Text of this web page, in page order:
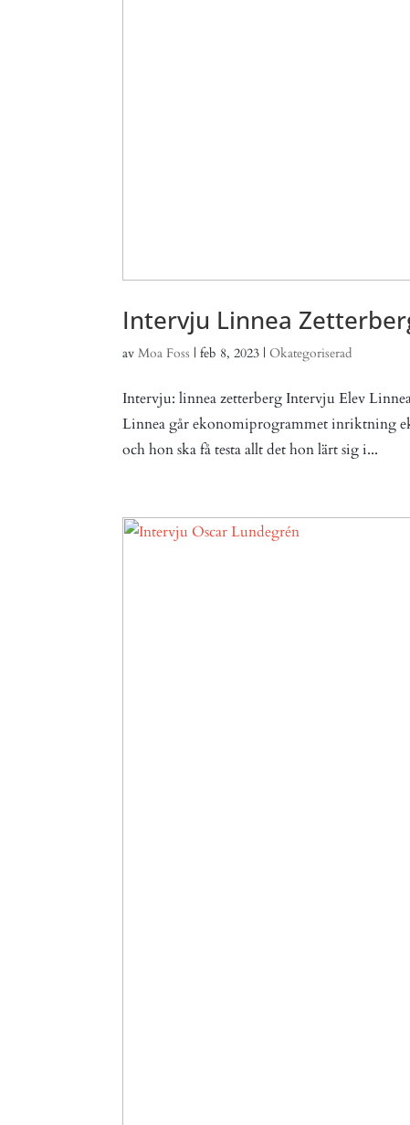
Intervju Linnea
avMoa Foss |feb 8, 2023 |Okategoriserad
Intervju: linnea zetterberg Intervju Elev
Linnea går ekonomiprogrammet inriktning
och hon ska få testa allt det hon lärt sig i...